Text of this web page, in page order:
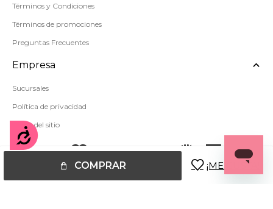
Accesibilidad
COMPRAR
Términos y Condiciones
Términos de promociones
Preguntas Frecuentes
Empresa
Sucursales
Política de privacidad
Mapa del sitio